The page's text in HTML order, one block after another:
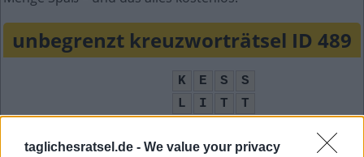
taglichesratsel.de - We value your privacy
unbegrenzt kreuzworträtsel ID 489
K E S
S
L
I T
T
A
L I C E I
M